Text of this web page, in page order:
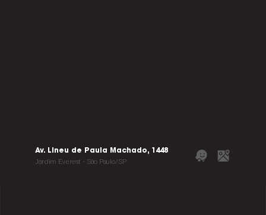
Av. Lineu de Paula Machado, 1448
Jardim Everest - São Paulo/SP